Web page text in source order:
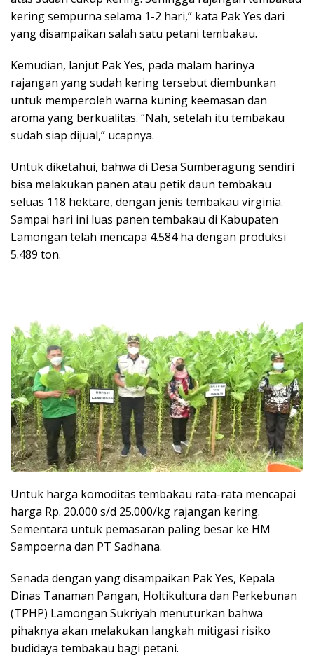
kering sempurna selama 1-2 hari,” kata Pak Yes dari
yang disampaikan salah satu petani tembakau.
Kemudian, lanjut Pak Yes, pada malam harinya
rajangan yang sudah kering tersebut diembunkan
untuk memperoleh warna kuning keemasan dan
aroma yang berkualitas. “Nah, setelah itu tembakau
sudah siap dijual,” ucapnya.
Untuk diketahui, bahwa di Desa Sumberagung sendiri
bisa melakukan panen atau petik daun tembakau
seluas 118 hektare, dengan jenis tembakau virginia.
Sampai hari ini luas panen tembakau di Kabupaten
Lamongan telah mencapa 4.584 ha dengan produksi
5.489 ton.
Untuk harga komoditas tembakau rata-rata mencapai
harga Rp. 20.000 s/d 25.000/kg rajangan kering.
Sementara untuk pemasaran paling besar ke HM
Sampoerna dan PT Sadhana.
Senada dengan yang disampaikan Pak Yes, Kepala
Dinas Tanaman Pangan, Holtikultura dan Perkebunan
(TPHP) Lamongan Sukriyah menuturkan bahwa
pihaknya akan melakukan langkah mitigasi risiko
budidaya tembakau bagi petani.